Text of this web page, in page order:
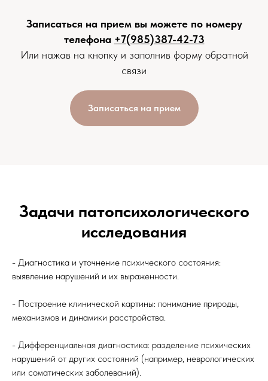
Записаться на прием вы можете по номеру
телефона +7(985)387-42-73
Или нажав на кнопку и заполнив форму обратной
связи
Записаться на прием
Задачи патопсихологического
исследования
- Диагностика и уточнение психического состояния:
выявление нарушений и их выраженности.
- Построение клинической картины: понимание природы,
механизмов и динамики расстройства.
- Дифференциальная диагностика: разделение психических
нарушений от других состояний (например, неврологических
или соматических заболеваний).